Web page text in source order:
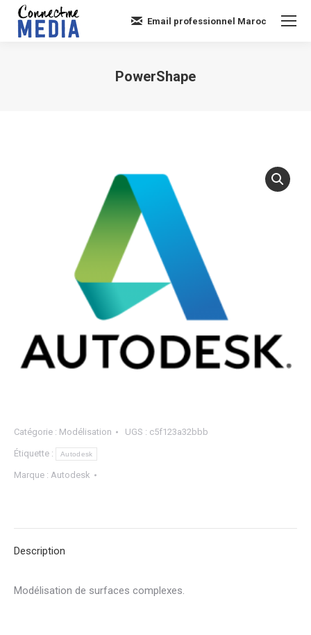
Email professionnel Maroc
PowerShape
Catégorie : Modélisation UGS : c5f123a32bbb
Étiquette : Autodesk
Marque : Autodesk
Description
Modélisation de surfaces complexes.